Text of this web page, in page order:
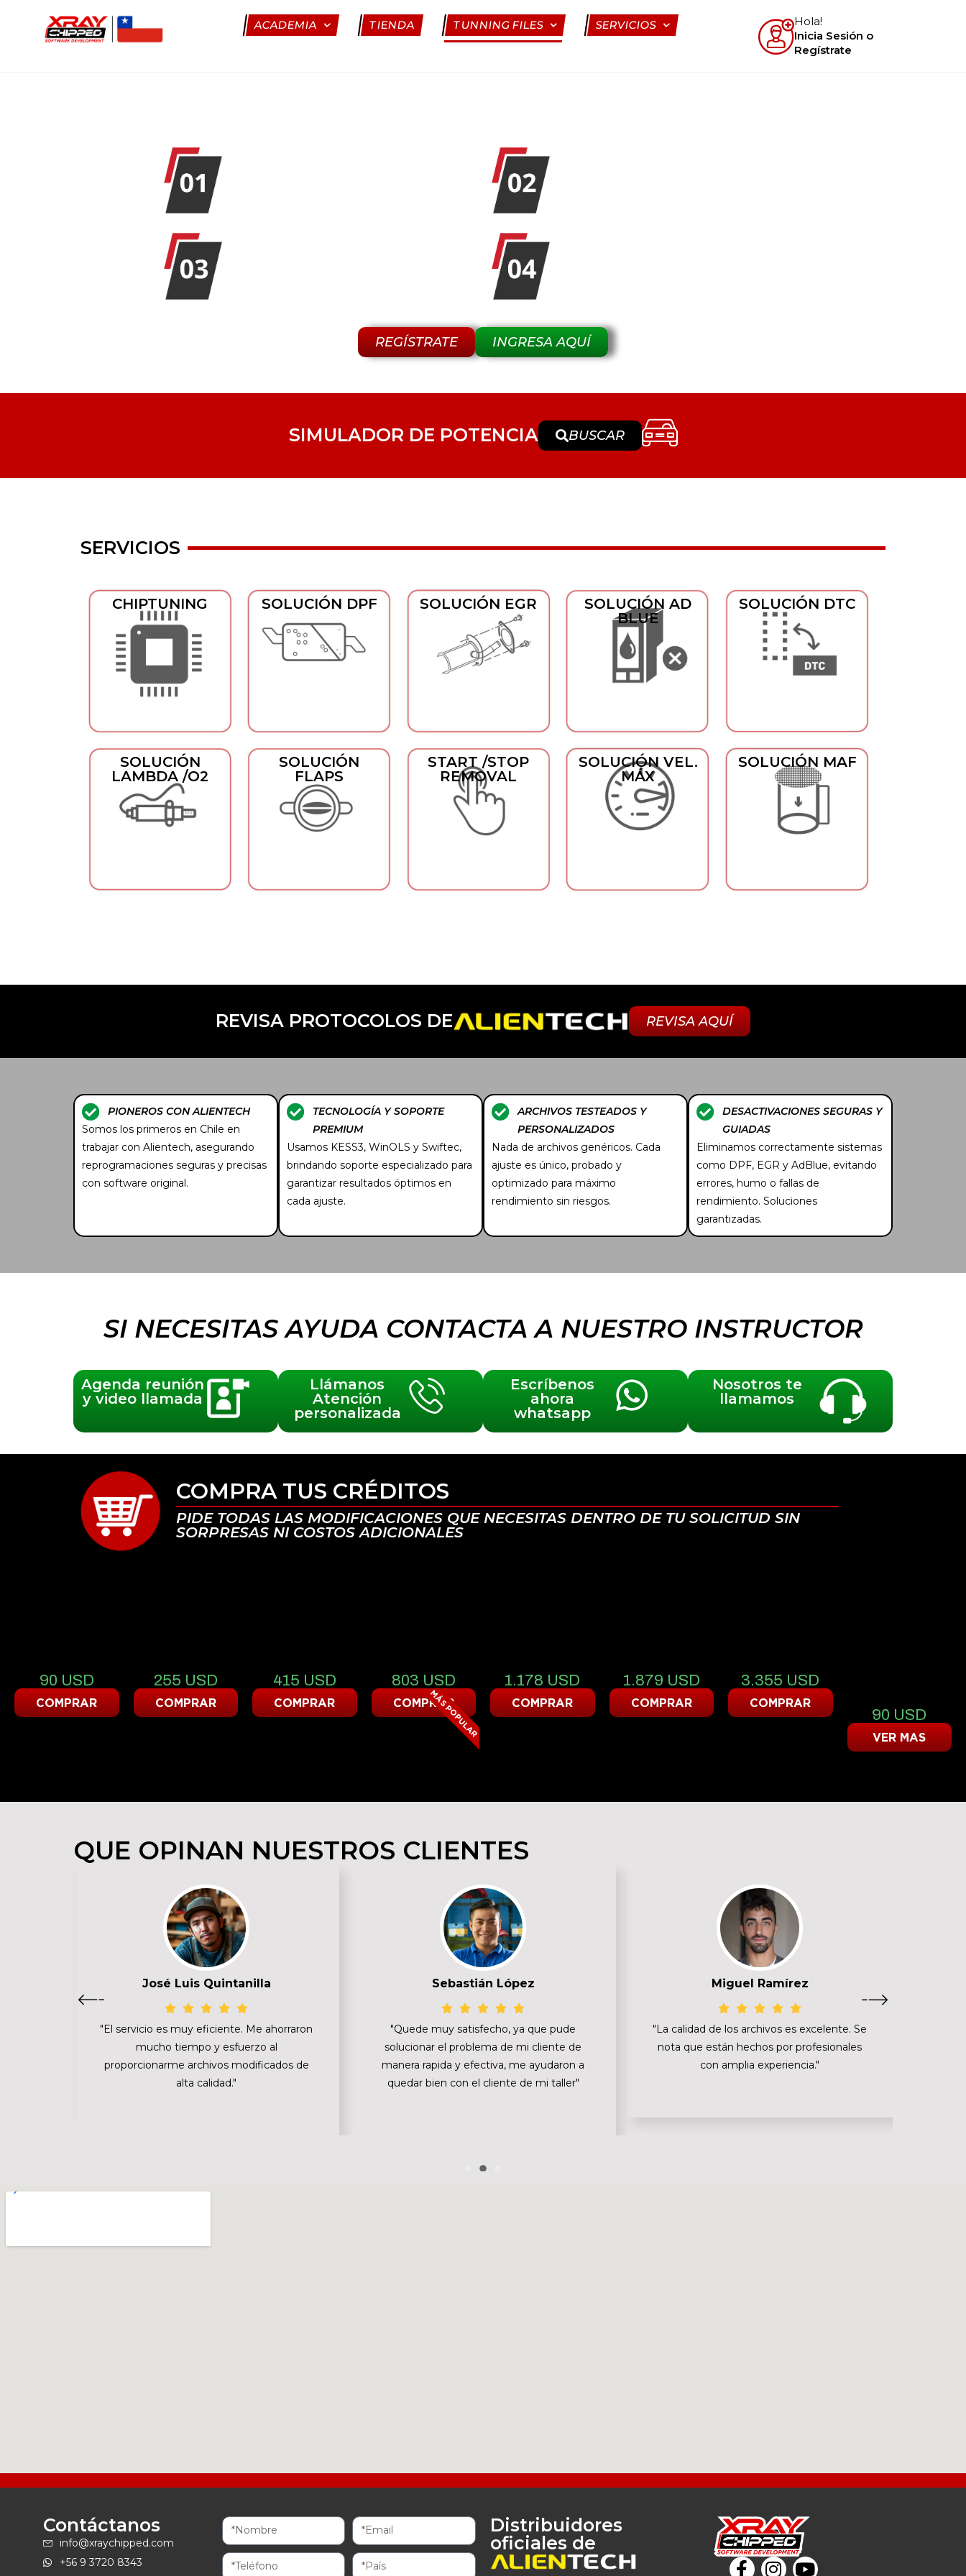
ACADEMIA TIENDA TUNNING FILES SERVICIOS
Hola!
Inicia Sesión o
Regístrate
REGÍSTRATE INGRESA AQUÍ
SIMULADOR DE POTENCIA BUSCAR
SERVICIOS
CHIPTUNING SOLUCIÓN DPF SOLUCIÓN EGR
SOLUCIÓN AD
BLUE
SOLUCIÓN DTC
SOLUCIÓN
LAMBDA /O2
SOLUCIÓN
FLAPS
START /STOP
REMOVAL
SOLUCIÓN VEL.
MÁX
SOLUCIÓN MAF
REVISA PROTOCOLOS DE REVISA AQUÍ
PIONEROS CON ALIENTECH
Somos los primeros en Chile en
trabajar con Alientech, asegurando
reprogramaciones seguras y precisas
con software original.
TECNOLOGÍA Y SOPORTE
PREMIUM
Usamos KESS3, WinOLS y Swiftec,
brindando soporte especializado para
garantizar resultados óptimos en
cada ajuste.
ARCHIVOS TESTEADOS Y
PERSONALIZADOS
Nada de archivos genéricos. Cada
ajuste es único, probado y
optimizado para máximo
rendimiento sin riesgos.
DESACTIVACIONES SEGURAS Y
GUIADAS
Eliminamos correctamente sistemas
como DPF, EGR y AdBlue, evitando
errores, humo o fallas de
rendimiento. Soluciones
garantizadas.
SI NECESITAS AYUDA CONTACTA A NUESTRO INSTRUCTOR
Agenda reunión
y video llamada
Llámanos
Atención
personalizada
Escríbenos
ahora
whatsapp
Nosotros te
llamamos
COMPRA TUS CRÉDITOS
PIDE TODAS LAS MODIFICACIONES QUE NECESITAS DENTRO DE TU SOLICITUD SIN
SORPRESAS NI COSTOS ADICIONALES
90 USD
COMPRAR
255 USD
COMPRAR
415 USD
COMPRAR
803 USD
MÁS POPULAR
COMPRAR
1.178 USD
COMPRAR
1.879 USD
COMPRAR
3.355 USD
COMPRAR
90 USD
VER MAS
QUE OPINAN NUESTROS CLIENTES
José Luis Quintanilla
"El servicio es muy eficiente. Me ahorraron
mucho tiempo y esfuerzo al
proporcionarme archivos modificados de
alta calidad."
Sebastián López
"Quede muy satisfecho, ya que pude
solucionar el problema de mi cliente de
manera rapida y efectiva, me ayudaron a
quedar bien con el cliente de mi taller"
Miguel Ramírez
"La calidad de los archivos es excelente. Se
nota que están hechos por profesionales
con amplia experiencia."
Contáctanos
info@xraychipped.com
+56 9 3720 8343
Distribuidores
oficiales de